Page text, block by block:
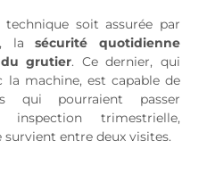
soit assurée par
lasécurité quotidienne
grutier. Ce dernier, qui
la machine, est capable de
qui pourraient passer
inspection trimestrielle,
entre deux visites.